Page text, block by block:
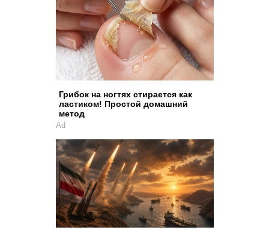
Грибок на ногтях стирается как
ластиком! Простой домашний
метод
Ad